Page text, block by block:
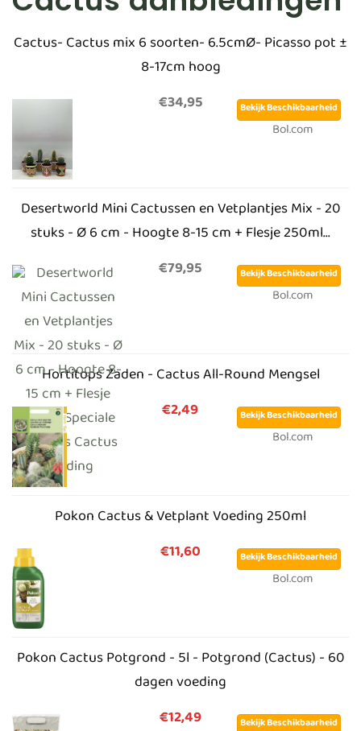
Cactus- Cactus mix 6 soorten- 6.5cmØ- Picasso pot ±
8-17cm hoog
€34,95
Bekijk Beschikbaarheid
Bol.com
Desertworld Mini Cactussen en Vetplantjes Mix - 20
stuks - Ø 6 cm - Hoogte 8-15 cm + Flesje 250ml...
€79,95
Bekijk Beschikbaarheid
Bol.com
Hortitops Zaden - Cactus All-Round Mengsel
€2,49
Bekijk Beschikbaarheid
Bol.com
Pokon Cactus & Vetplant Voeding 250ml
€11,60
Bekijk Beschikbaarheid
Bol.com
Pokon Cactus Potgrond - 5l - Potgrond (Cactus) - 60
dagen voeding
€12,49
Bekijk Beschikbaarheid